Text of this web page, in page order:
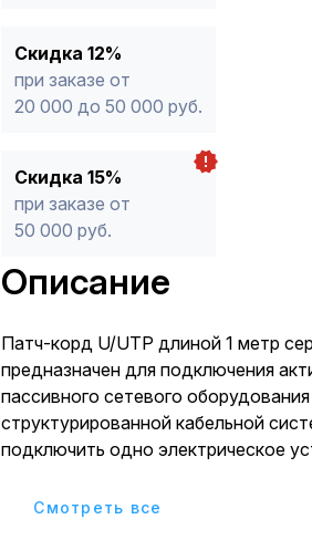
Скидка 12%
при заказе от
20 000 до 50 000 руб.
Скидка 15%
при заказе от
50 000 руб.
Описание
Патч-корд U/UTP длиной 1 метр
предназначен для подключения
пассивного сетевого
структурированной кабельной
подключить одно электрическое
Представляет собой шнур из 4
Cмотреть все